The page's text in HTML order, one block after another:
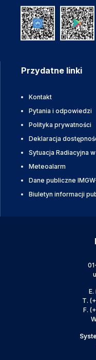
Przydatne linki
Kontakt
Pytania i odpowiedzi
Polityka prywatności
Deklaracja
Sytuacja Radiacyjna
Meteoalarm
Dane publiczne
Biuletyn informacji
E.
T.
F.